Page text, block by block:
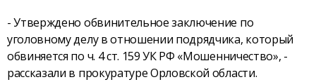
- Утверждено обвинительное заключение по
уголовному делу в отношении подрядчика, который
обвиняется по ч. 4 ст. 159 УК РФ «Мошенничество», -
рассказали в прокуратуре Орловской области.